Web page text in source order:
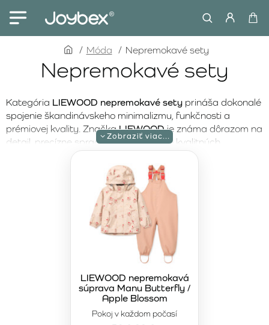
Nepremokavé sety
homeMóda Nepremokavé sety
Kategória LIEWOOD nepremokavé sety prináša dokonalé
spojenie škandinávskeho minimalizmu, funkčnosti a
prémiovej kvality. ZnačkaLIEWOODje známa dôrazom na
detail, precízne spracovanie a použitie kvalitných
materiálov, ktoré spoľahlivo chránia pred dažďom a
vetrom. Nepremokavé sety sú navrhnuté tak, aby
poskytovali maximálnu ochranu, pohodlie a voľnosť
pohybu aj počas nepriaznivého počasia.
Nepremokavé sety LIEWOODsú ideálnou voľbou na cestu
do škôlky, jesenné prechádzky, hry na ihrisku aj výlety do
prírody. Kombinácia bundy a nohavíc zabezpečuje
komplexnú ochranu pred vlhkosťou, zatiaľ čo premyslené
strihy a ergonomické spracovanie umožňujú prirodzený
pohyb bez obmedzenia. Odolné materiály a kvalitné
zapínanie zaručujú spoľahlivosť aj pri každodennom
Prémiové nepremokavé sety LIEWOOD
Pokoj v každom počasí
LIEWOOD nepremokavá
súprava Manu Butterfly /
Apple Blossom